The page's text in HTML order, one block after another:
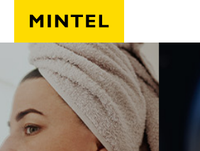
ข้ามไปยังเนื้อหาหลัก